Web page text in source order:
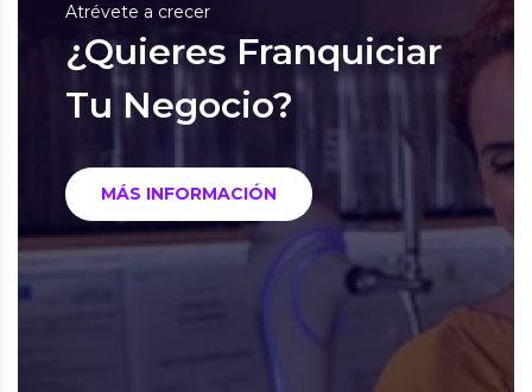
Atrévete a crecer
¿Quieres Franquiciar
Tu Negocio?
MÁS INFORMACIÓN